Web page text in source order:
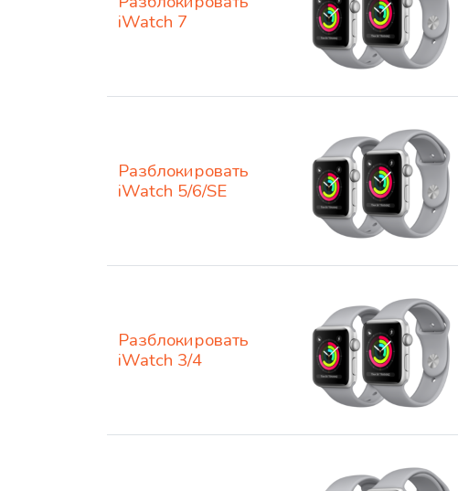
iWatch 7
Разблокировать
iWatch 5/6/SE
Разблокировать
iWatch 3/4